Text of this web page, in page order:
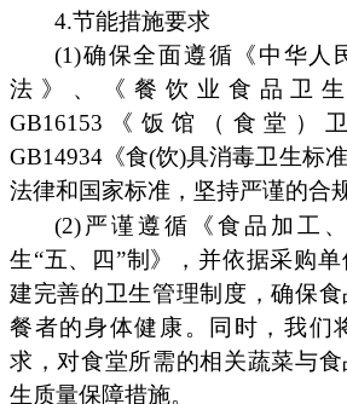
4.节能措施要求
(1)确保全面遵循《中华人
法》、《餐饮业食品卫
GB16153《饭馆（食堂）
GB14934《食(饮)具消毒卫生标
法律和国家标准，坚持严谨的合
(2)严谨遵循《食品加工
生“五、四”制》，并依据采购
建完善的卫生管理制度，确保
餐者的身体健康。同时，我们
求，对食堂所需的相关蔬菜与
生质量保障措施。